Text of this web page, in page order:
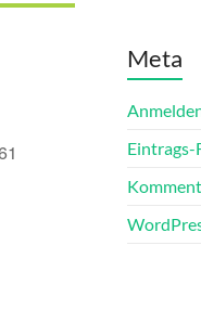
Meta
Eintrags-